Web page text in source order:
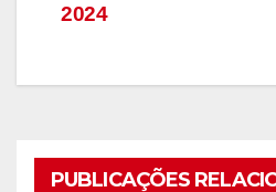
2024
PUBLICAÇÕES